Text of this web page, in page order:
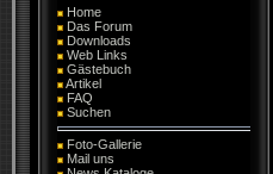
Home
Das Forum
Downloads
Web Links
Gästebuch
Artikel
FAQ
Suchen
Foto-Gallerie
Mail uns